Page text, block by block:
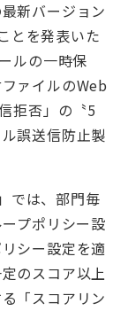
新バージョン
とを発表いた
ルの一時保
ァイルのWeb
拒否」の〝5
誤送信防止製
では、部門毎
プポリシー設
シー設定を適
のスコア以上
「スコアリン